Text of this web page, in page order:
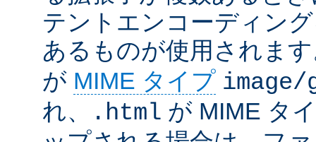
テントエンコーディン
あるものが使用されま
が MIME タイプ
れ、
.html が MIME タ